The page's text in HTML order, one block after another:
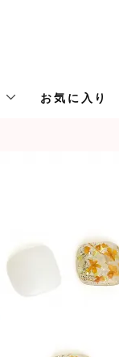
お気に入り